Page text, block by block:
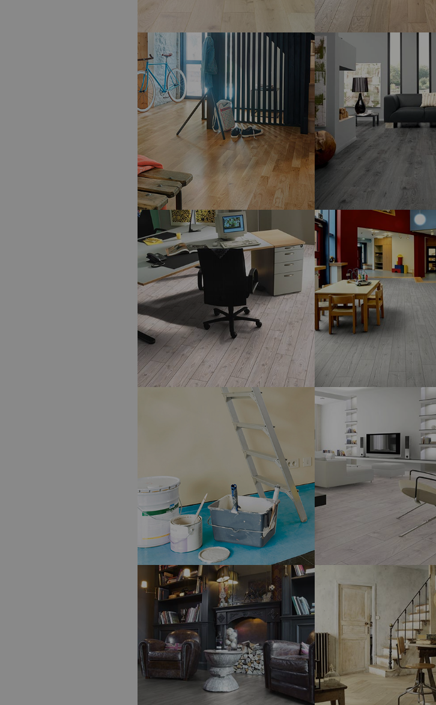
REVÊTEMENTS DE SOL – PARQUETS -
ALSAPAN
NATURE PARQUET
REVÊTEMENTS DE SOL –
PANAGET
ZENITUDE BOIS FLOTTÉ, DIVA
PARQUET CHÊNE
- PANAGET
TRADITION SATINÉ, ORFÉO 139 CLIC
SOL STRATIFIÉ- SWISS KRONO
CATWALK 8 MM
- SWISS KRONO TEX
SOL STRATIFIÉ
- SWISS KRONO
MAMMUT 12 MM
REVÊTEMENTS DE SOL – PARQUETS-
TRAMICO
POLYPROTEC ACTIV
SOL STRATIFIÉ- SWISS KRONO
EXQUISIT 8 MM